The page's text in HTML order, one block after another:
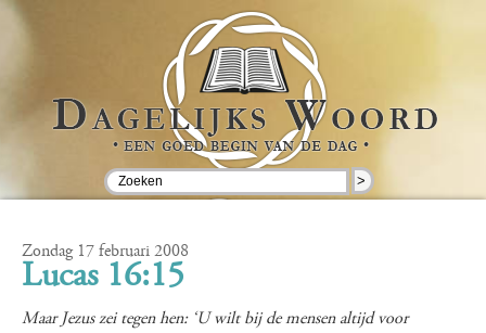
>
Zondag 17 februari 2008
Lucas 16:15
Maar Jezus zei tegen hen: ‘U wilt bij de mensen altijd voor